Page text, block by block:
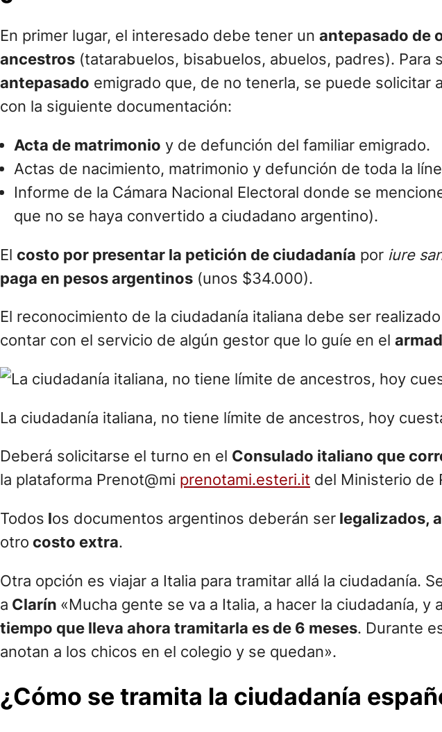
En primer lugar, el interesado debe tener un antepasado de
ancestros (tatarabuelos, bisabuelos, abuelos, padres). Para
antepasado emigrado que, de no tenerla, se puede solicitar
con la siguiente documentación:
Acta de matrimonio y de defunción del familiar emigrado.
Actas de nacimiento, matrimonio y defunción de toda la
Informe de la Cámara Nacional Electoral donde se
que no se haya convertido a ciudadano argentino).
El costo por presentar la petición de ciudadanía por iure
paga en pesos argentinos (unos $34.000).
El reconocimiento de la ciudadanía italiana debe ser
contar con el servicio de algún gestor que lo guíe en el
La ciudadanía italiana, no tiene límite de ancestros, hoy
Deberá solicitarse el turno en el Consulado italiano que
la plataforma Prenot@mi prenotami.esteri.it del Ministerio de
Todos los documentos argentinos deberán ser legalizados,
otro costo extra.
Otra opción es viajar a Italia para tramitar allá la ciudadanía.
a Clarín «Mucha gente se va a Italia, a hacer la ciudadanía, y
tiempo que lleva ahora tramitarla es de 6 meses. Durante
anotan a los chicos en el colegio y se quedan».
¿Cómo se tramita la ciudadanía